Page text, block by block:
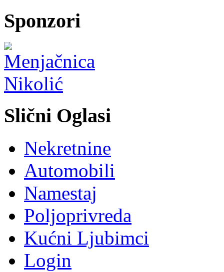
Sponzori
Slični Oglasi
Nekretnine
Automobili
Namestaj
Poljoprivreda
Kućni Ljubimci
Login